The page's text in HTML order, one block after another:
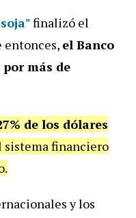
finalizó el
entonces, el Banco
más de
de los dólares
sistema financiero
y los